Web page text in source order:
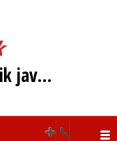
Elektronički oglasnik javne nabave RH